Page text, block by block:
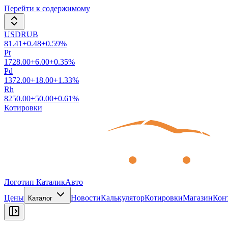
Перейти к содержимому
USDRUB
81.41+0.48+0.59%
Pt
1728.00+6.00+0.35%
Pd
1372.00+18.00+1.33%
Rh
8250.00+50.00+0.61%
Котировки
Логотип КаталикАвто
Цены
Каталог НовостиКалькуляторКотировкиМагазин